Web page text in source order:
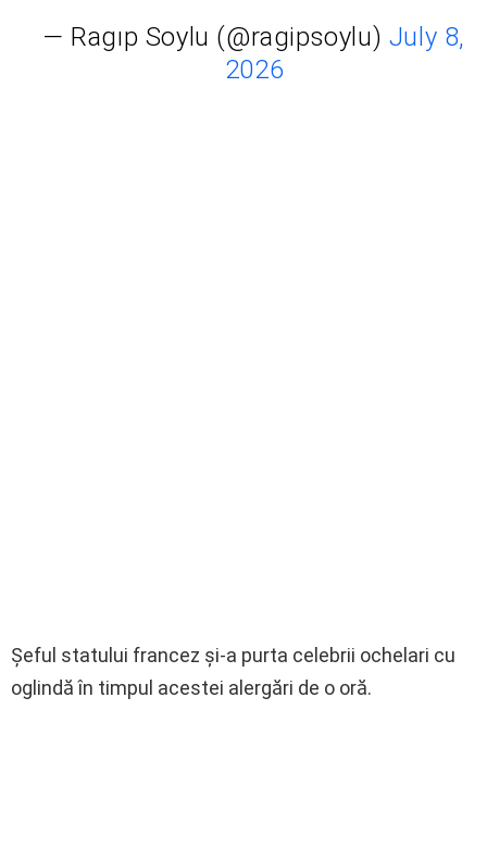
— Ragıp Soylu (@ragipsoylu) July 8,
2026
Şeful statului francez şi-a purta celebrii ochelari cu
oglindă în timpul acestei alergări de o oră.